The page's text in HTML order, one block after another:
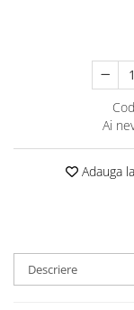
Publicistica /
Sociologie si filozofie
Ai
Adauga
Descriere